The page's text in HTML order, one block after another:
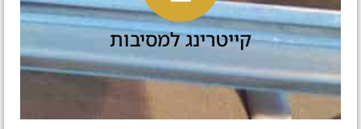
קייטרינג למסיבות